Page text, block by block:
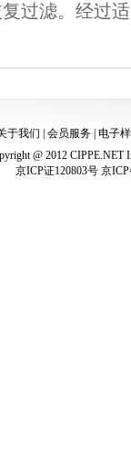
过滤。经过
于我们 会员服务| 电子
@ 2012 CIPPE.NET
京ICP证120803号 京